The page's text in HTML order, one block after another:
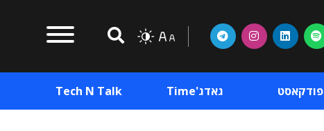
פודקאסט גאדג'Time Tech N Talk